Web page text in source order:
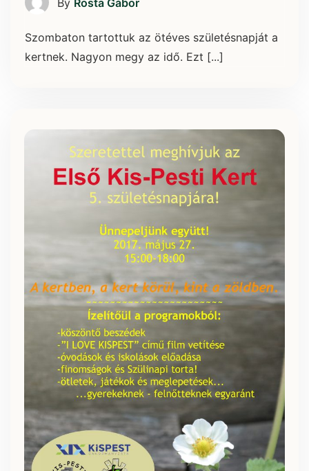
Szombaton tartottuk az ötéves születésnapját a
kertnek. Nagyon megy az idő. Ezt [...]